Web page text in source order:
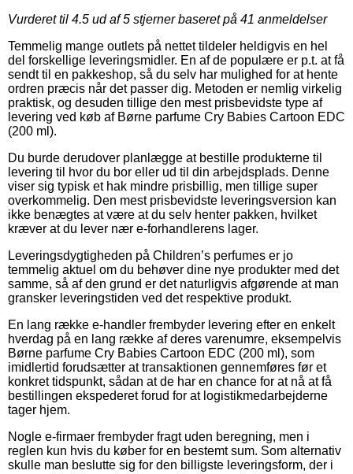
Vurderet til 4.5 ud af 5 stjerner baseret på 41 anmeldelser
Temmelig mange outlets på nettet tildeler heldigvis en hel
del forskellige leveringsmidler. En af de populære er p.t. at få
sendt til en pakkeshop, så du selv har mulighed for at hente
ordren præcis når det passer dig. Metoden er nemlig virkelig
praktisk, og desuden tillige den mest prisbevidste type af
levering ved køb af Børne parfume Cry Babies Cartoon EDC
(200 ml).
Du burde derudover planlægge at bestille produkterne til
levering til hvor du bor eller ud til din arbejdsplads. Denne
viser sig typisk et hak mindre prisbillig, men tillige super
overkommelig. Den mest prisbevidste leveringsversion kan
ikke benægtes at være at du selv henter pakken, hvilket
kræver at du lever nær e-forhandlerens lager.
Leveringsdygtigheden på Children’s perfumes er jo
temmelig aktuel om du behøver dine nye produkter med det
samme, så af den grund er det naturligvis afgørende at man
gransker leveringstiden ved det respektive produkt.
En lang række e-handler frembyder levering efter en enkelt
hverdag på en lang række af deres varenumre, eksempelvis
Børne parfume Cry Babies Cartoon EDC (200 ml), som
imidlertid forudsætter at transaktionen gennemføres før et
konkret tidspunkt, sådan at de har en chance for at nå at få
bestillingen ekspederet forud for at logistikmedarbejderne
tager hjem.
Nogle e-firmaer frembyder fragt uden beregning, men i
reglen kun hvis du køber for en bestemt sum. Som alternativ
skulle man beslutte sig for den billigste leveringsform, der i